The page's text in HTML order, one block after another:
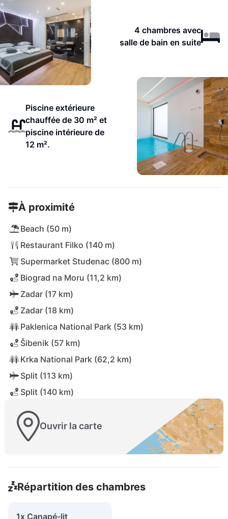
4 chambres avec
salle de bain en suite
Piscine extérieure
chauffée de 30 m² et
piscine intérieure de
12 m².
À proximité
Beach (50 m)
Restaurant Filko (140 m)
Supermarket Studenac (800 m)
Biograd na Moru (11,2 km)
Zadar (17 km)
Zadar (18 km)
Paklenica National Park (53 km)
Šibenik (57 km)
Krka National Park (62,2 km)
Split (113 km)
Split (140 km)
Ouvrir la carte
Répartition des chambres
1x Canapé-lit